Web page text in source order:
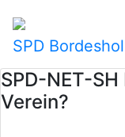
SPD
SPD-NET-
Verein?